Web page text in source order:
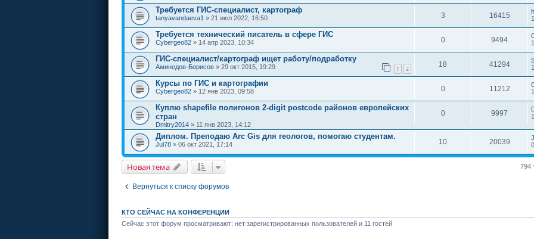
Требуется ГИС-специалист, картограф
tanyavandaeva1 » 21 июл 2022, 16:50 3 16415
Требуется технический писатель в сфере ГИС
Cybergeo82 » 14 апр 2023, 10:34 0 9494
ГИС-специалист/картограф ищет работу/подработку
Аминодов-Борисов » 29 окт 2015, 19:29 1 2
18 41294
Курсы по ГИС и картографии
Cybergeo82 » 12 янв 2023, 09:58 0 11212
Куплю shapefile полигонов 2-digit postcode районов европейских
стран
Dmitry2014 » 11 янв 2023, 14:12
0 9997
Диплом. Преподаю Arc Gis для геологов, помогаю студентам.
Jul78 » 06 окт 2021, 17:14 10 20039
Новая тема 794
Вернуться к списку форумов
КТО СЕЙЧАС НА КОНФЕРЕНЦИИ
Сейчас этот форум просматривают: нет зарегистрированных пользователей и 11 гостей